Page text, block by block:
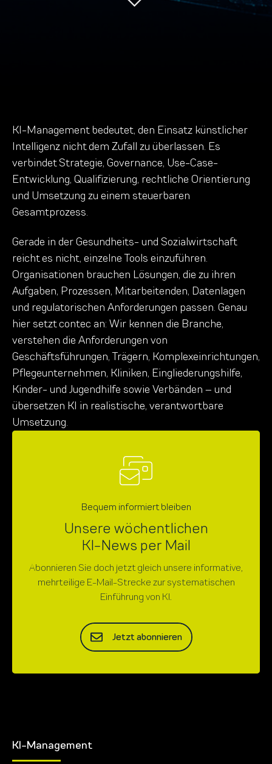
KI-Management bedeutet, den Einsatz künstlicher
Intelligenz nicht dem Zufall zu überlassen. Es
verbindet Strategie, Governance, Use-Case-
Entwicklung, Qualifizierung, rechtliche Orientierung
und Umsetzung zu einem steuerbaren
Gesamtprozess.
Gerade in der Gesundheits- und Sozialwirtschaft
reicht es nicht, einzelne Tools einzuführen.
Organisationen brauchen Lösungen, die zu ihren
Aufgaben, Prozessen, Mitarbeitenden, Datenlagen
und regulatorischen Anforderungen passen. Genau
hier setzt contec an: Wir kennen die Branche,
verstehen die Anforderungen von
Geschäftsführungen, Trägern, Komplexeinrichtungen,
Pflegeunternehmen, Kliniken, Eingliederungshilfe,
Kinder- und Jugendhilfe sowie Verbänden – und
übersetzen KI in realistische, verantwortbare
Umsetzung.
Bequem informiert bleiben
Unsere wöchentlichen
KI-News per Mail
Abonnieren Sie doch jetzt gleich unsere informative,
mehrteilige E-Mail-Strecke zur systematischen
Einführung von KI.
Jetzt abonnieren
KI-Management